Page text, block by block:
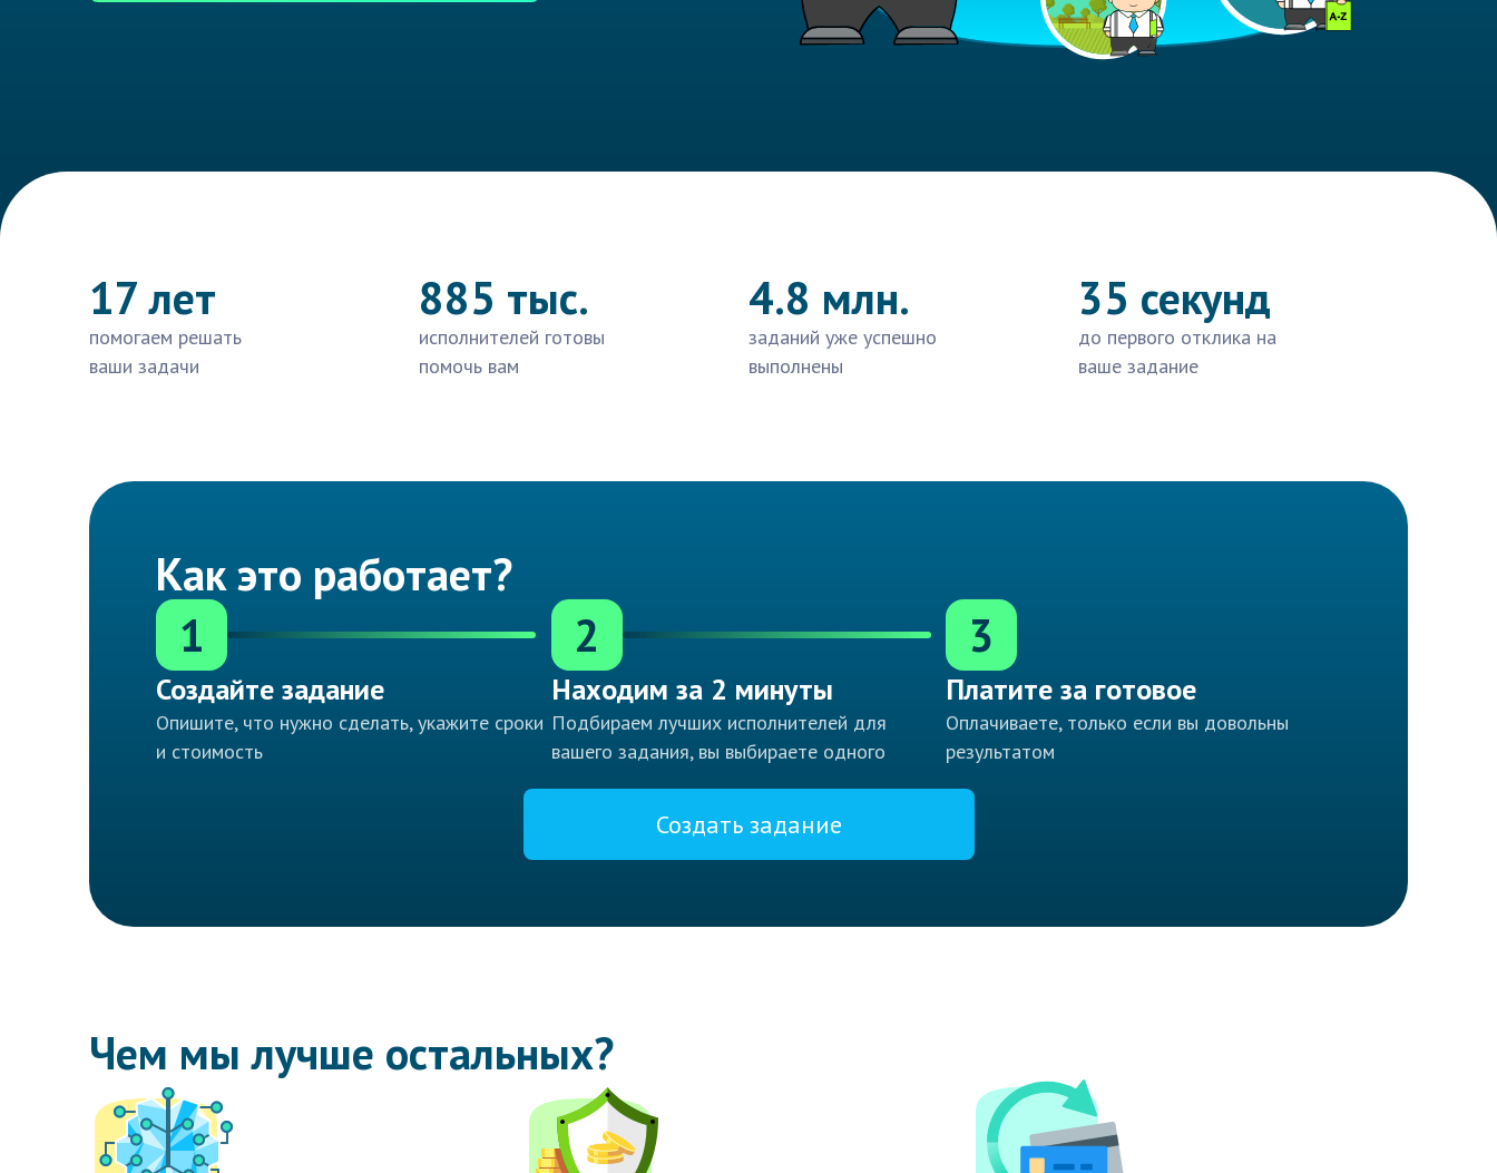
17 лет
помогаем решать
ваши задачи
885 тыс.
исполнителей готовы
помочь вам
4.8 млн.
заданий уже успешно
выполнены
35 секунд
до первого отклика на
ваше задание
Как это работает?
1
Создайте задание
Опишите, что нужно сделать, укажите сроки
и стоимость
2
Находим за 2 минуты
Подбираем лучших исполнителей для
вашего задания, вы выбираете одного
3
Платите за готовое
Оплачиваете, только если вы довольны
результатом
Создать задание
Чем мы лучше остальных?